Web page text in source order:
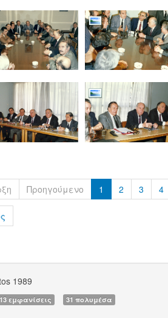
Προηγούμενο 1 2 3 4
1989
εμφανίσεις 31 πολυμέσα